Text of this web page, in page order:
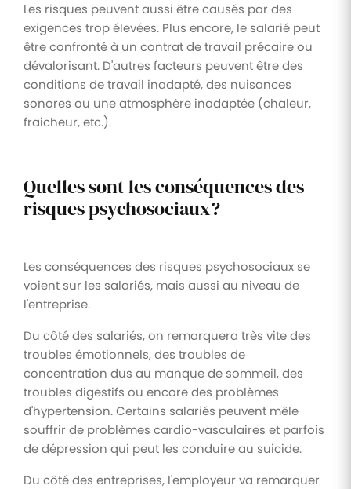
Les risques peuvent aussi être causés par des
exigences trop élevées. Plus encore, le salarié peut
être confronté à un contrat de travail précaire ou
dévalorisant. D'autres facteurs peuvent être des
conditions de travail inadapté, des nuisances
sonores ou une atmosphère inadaptée (chaleur,
fraicheur, etc.).
Quelles sont les conséquences des
risques psychosociaux?
Les conséquences des risques psychosociaux se
voient sur les salariés, mais aussi au niveau de
l'entreprise.
Du côté des salariés, on remarquera très vite des
troubles émotionnels, des troubles de
concentration dus au manque de sommeil, des
troubles digestifs ou encore des problèmes
d'hypertension. Certains salariés peuvent mêle
souffrir de problèmes cardio-vasculaires et parfois
de dépression qui peut les conduire au suicide.
Du côté des entreprises, l'employeur va remarquer